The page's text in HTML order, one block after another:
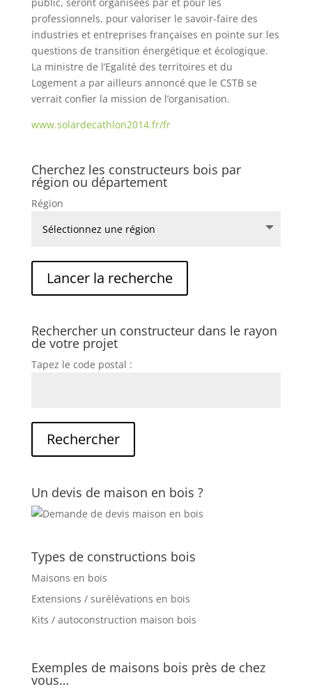
professionnels, pour valoriser le savoir-faire des
industries et entreprises françaises en pointe sur les
questions de transition énergétique et écologique.
La ministre de l’Egalité des territoires et du
Logement a par ailleurs annoncé que le CSTB se
verrait confier la mission de l’organisation.
www.solardecathlon2014.fr/fr
Cherchez les constructeurs bois par
région ou département
Région
Rechercher un constructeur dans le rayon
de votre projet
Tapez le code postal :
Un devis de maison en bois ?
Types de constructions bois
Maisons en bois
Extensions / surélévations en bois
Kits / autoconstruction maison bois
Exemples de maisons bois près de chez
vous…